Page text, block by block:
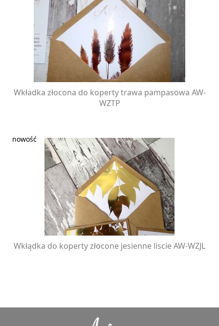
Wkładka złocona do koperty trawa pampasowa AW-
WZTP
Wkłądka do koperty złocone jesienne liscie AW-WZJL